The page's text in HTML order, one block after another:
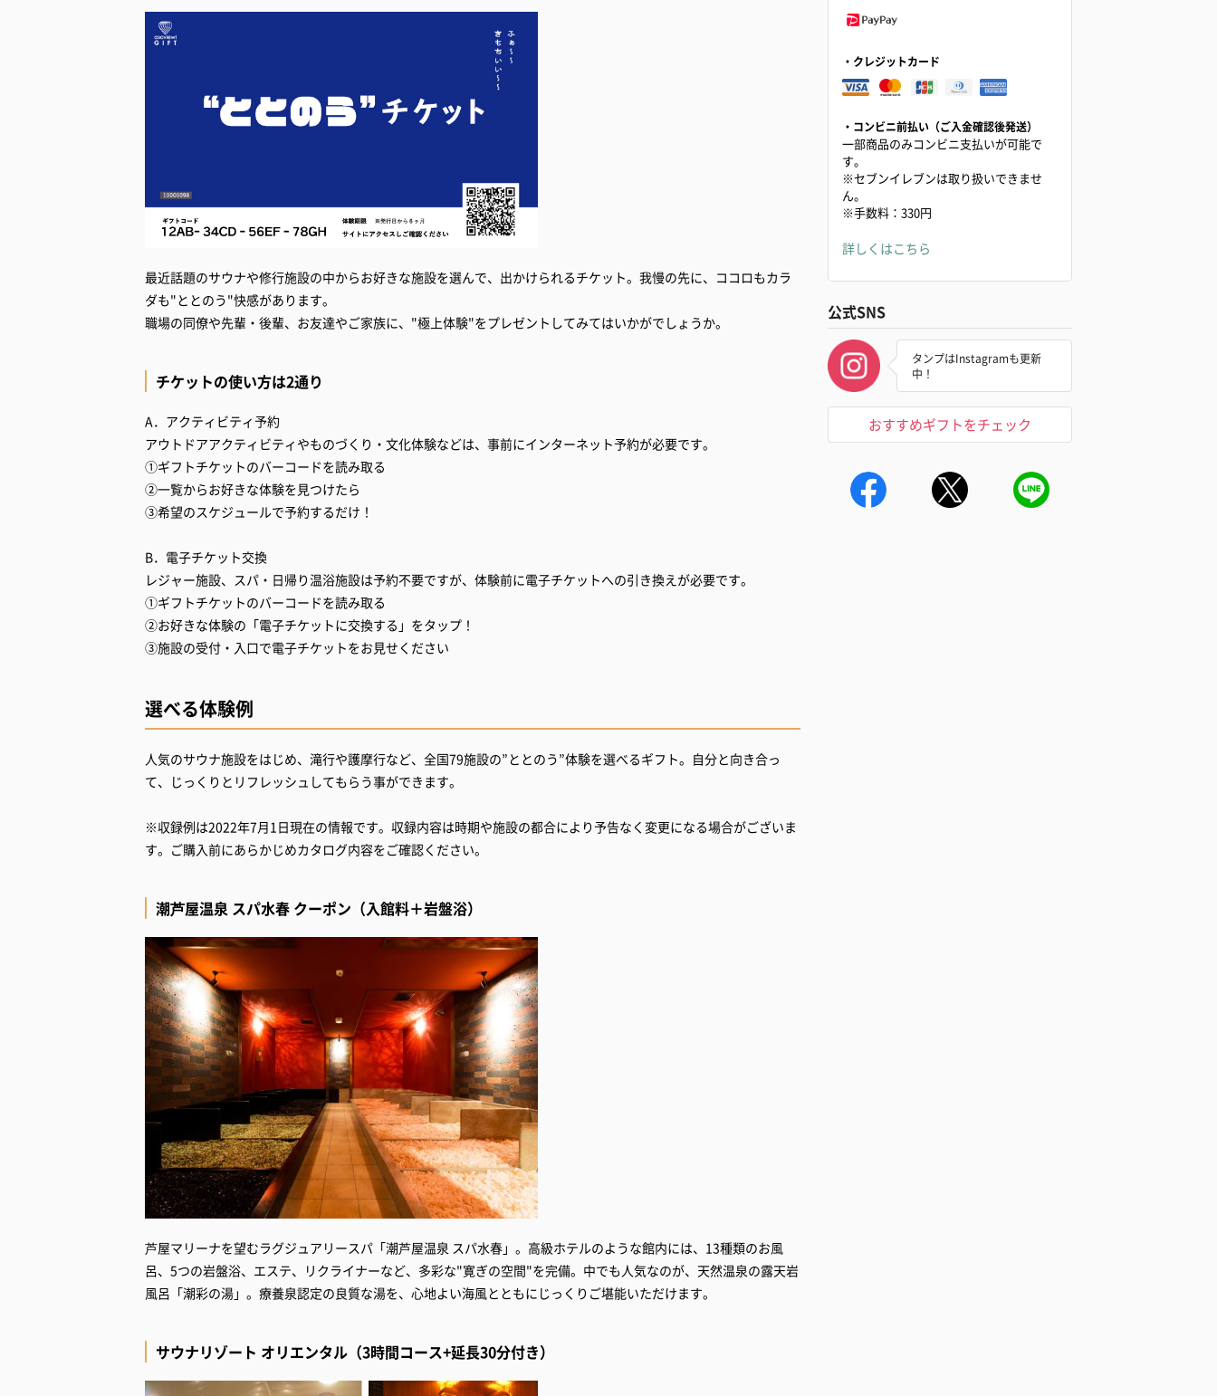
最近話題のサウナや修行施設の中からお好きな施設を選んで、出かけられるチケット。我慢の先に、ココロもカラ
ダも"ととのう"快感があります。
職場の同僚や先輩・後輩、お友達やご家族に、"極上体験"をプレゼントしてみてはいかがでしょうか。
チケットの使い方は2通り
A．アクティビティ予約
アウトドアアクティビティやものづくり・文化体験などは、事前にインターネット予約が必要です。
①ギフトチケットのバーコードを読み取る
②一覧からお好きな体験を見つけたら
③希望のスケジュールで予約するだけ！
B．電子チケット交換
レジャー施設、スパ・日帰り温浴施設は予約不要ですが、体験前に電子チケットへの引き換えが必要です。
①ギフトチケットのバーコードを読み取る
②お好きな体験の「電子チケットに交換する」をタップ！
③施設の受付・入口で電子チケットをお見せください
選べる体験例
人気のサウナ施設をはじめ、滝行や護摩行など、全国79施設の”ととのう”体験を選べるギフト。自分と向き合っ
て、じっくりとリフレッシュしてもらう事ができます。
※収録例は2022年7月1日現在の情報です。収録内容は時期や施設の都合により予告なく変更になる場合がございま
す。ご購入前にあらかじめカタログ内容をご確認ください。
潮芦屋温泉 スパ水春 クーポン（入館料＋岩盤浴）
芦屋マリーナを望むラグジュアリースパ「潮芦屋温泉 スパ水春」。高級ホテルのような館内には、13種類のお風
呂、5つの岩盤浴、エステ、リクライナーなど、多彩な"寛ぎの空間"を完備。中でも人気なのが、天然温泉の露天岩
風呂「潮彩の湯」。療養泉認定の良質な湯を、心地よい海風とともにじっくりご堪能いただけます。
サウナリゾート オリエンタル（3時間コース+延長30分付き）
・クレジットカード
・コンビニ前払い（ご入金確認後発送）
一部商品のみコンビニ支払いが可能で
す。
※セブンイレブンは取り扱いできませ
ん。
※手数料：330円
詳しくはこちら
公式SNS
タンプはInstagramも更新
中！
おすすめギフトをチェック